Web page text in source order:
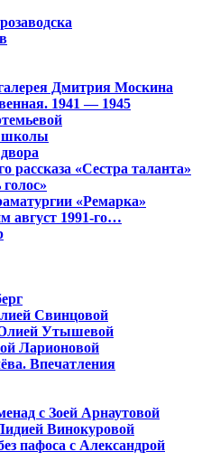
Дмитрия Москина
1941 — 1945
школы
рассказа «Сестра таланта»
«Ремарка»
август 1991-го…
Свинцовой
Утышевой
Ларионовой
Впечатления
с Зоей Арнаутовой
Винокуровой
пафоса с Александрой